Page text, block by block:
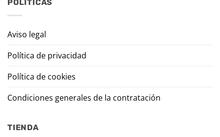
POLÍTICAS
Aviso legal
Política de privacidad
Política de cookies
Condiciones generales de la contratación
TIENDA